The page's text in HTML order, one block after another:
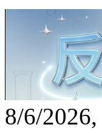
8/6/